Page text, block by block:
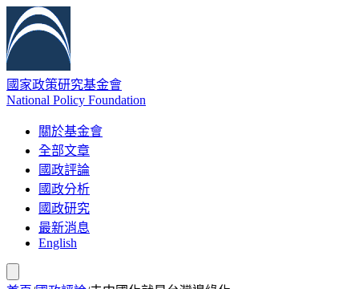
國家政策研究基金會
National Policy Foundation
關於基金會
全部文章
國政評論
國政分析
國政研究
最新消息
English